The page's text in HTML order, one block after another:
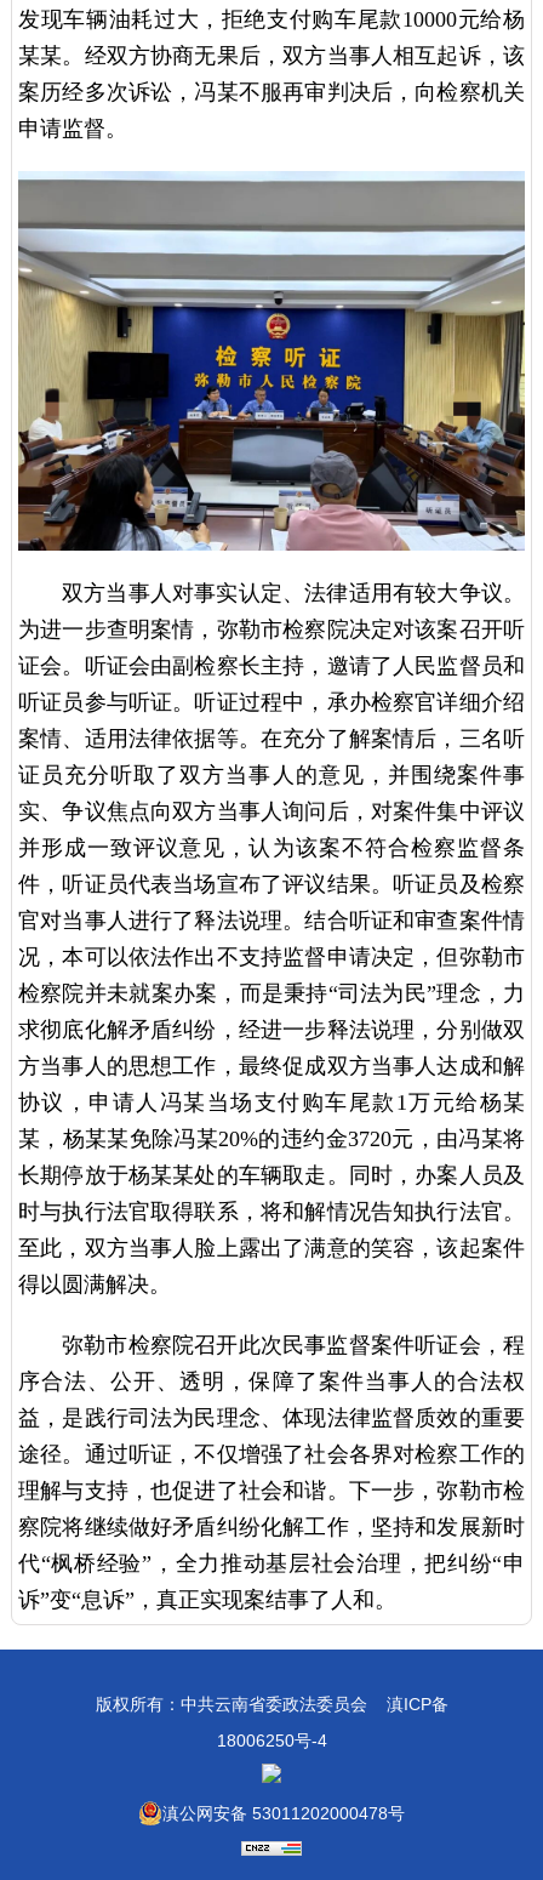
发现车辆油耗过大，拒绝支付购车尾款10000元给杨
某某。经双方协商无果后，双方当事人相互起诉，该
案历经多次诉讼，冯某不服再审判决后，向检察机关
申请监督。
双方当事人对事实认定、法律适用有较大争议。
为进一步查明案情，弥勒市检察院决定对该案召开听
证会。听证会由副检察长主持，邀请了人民监督员和
听证员参与听证。听证过程中，承办检察官详细介绍
案情、适用法律依据等。在充分了解案情后，三名听
证员充分听取了双方当事人的意见，并围绕案件事
实、争议焦点向双方当事人询问后，对案件集中评议
并形成一致评议意见，认为该案不符合检察监督条
件，听证员代表当场宣布了评议结果。听证员及检察
官对当事人进行了释法说理。结合听证和审查案件情
况，本可以依法作出不支持监督申请决定，但弥勒市
检察院并未就案办案，而是秉持“司法为民”理念，力
求彻底化解矛盾纠纷，经进一步释法说理，分别做双
方当事人的思想工作，最终促成双方当事人达成和解
协议，申请人冯某当场支付购车尾款1万元给杨某
某，杨某某免除冯某20%的违约金3720元，由冯某将
长期停放于杨某某处的车辆取走。同时，办案人员及
时与执行法官取得联系，将和解情况告知执行法官。
至此，双方当事人脸上露出了满意的笑容，该起案件
得以圆满解决。
弥勒市检察院召开此次民事监督案件听证会，程
序合法、公开、透明，保障了案件当事人的合法权
益，是践行司法为民理念、体现法律监督质效的重要
途径。通过听证，不仅增强了社会各界对检察工作的
理解与支持，也促进了社会和谐。下一步，弥勒市检
察院将继续做好矛盾纠纷化解工作，坚持和发展新时
代“枫桥经验”，全力推动基层社会治理，把纠纷“申
诉”变“息诉”，真正实现案结事了人和。
版权所有：中共云南省委政法委员会 滇ICP备
18006250号-4
滇公网安备 53011202000478号